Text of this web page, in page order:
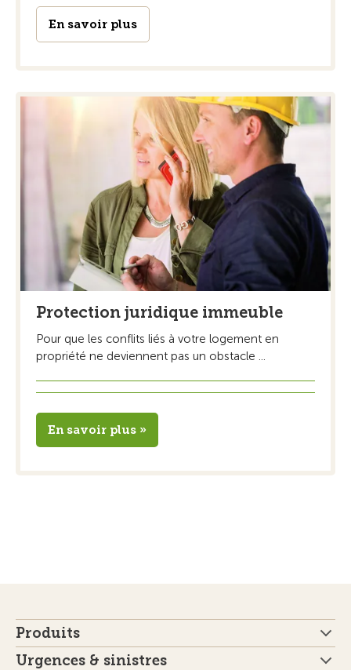
En savoir plus
Protection juridique immeuble
Pour que les conflits liés à votre logement en
propriété ne deviennent pas un obstacle ...
En savoir plus »
Produits
Urgences & sinistres